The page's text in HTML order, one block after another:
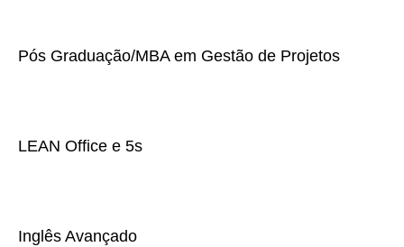
Pós Graduação/MBA em Gestão de Projetos
LEAN Office e 5s
Inglês Avançado